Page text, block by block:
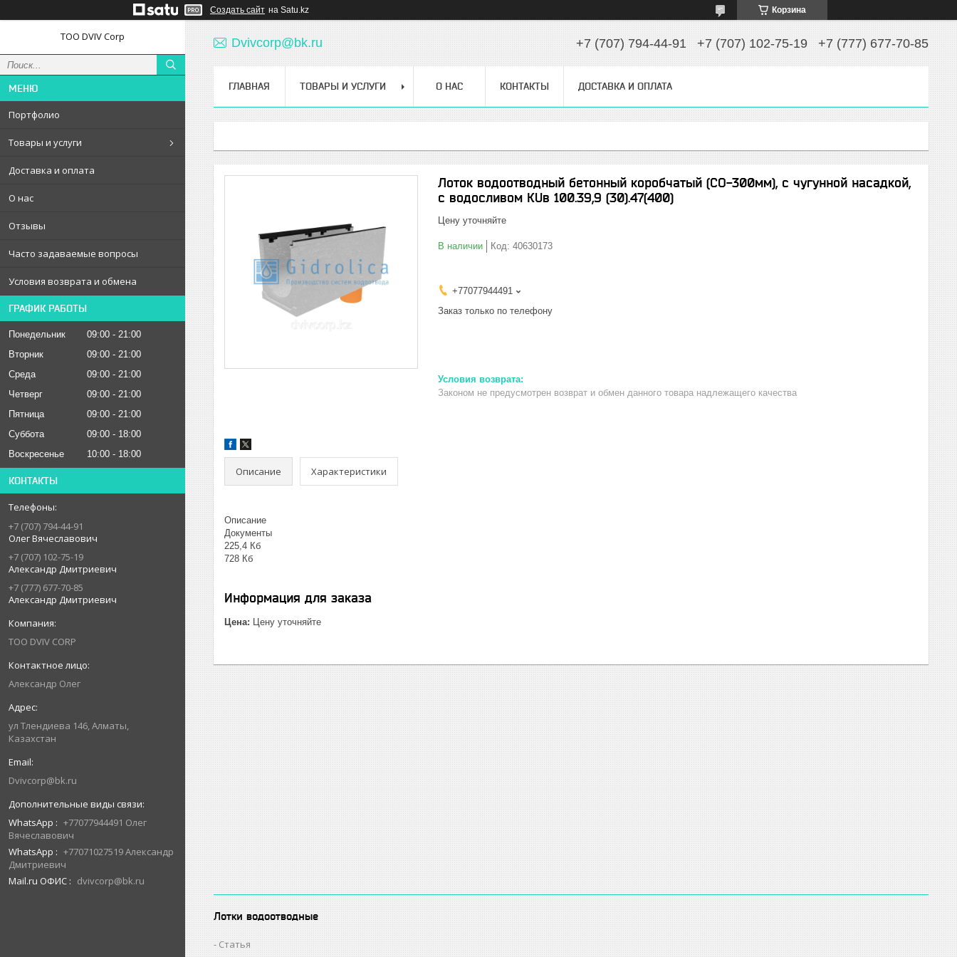
Создать сайт на Satu.kz Корзина
ТОО DVIV Corp
Портфолио
Товары и услуги
Доставка и оплата
О нас
Отзывы
Часто задаваемые вопросы
Условия возврата и обмена
ГРАФИК РАБОТЫ
Понедельник 09:00
21:00
Вторник
09:00
21:00
Среда
09:00
21:00
Четверг
09:00
21:00
Пятница
09:00
21:00
Суббота
09:00
18:00
Воскресенье
10:00 18:00
КОНТАКТЫ
+7 (707) 794-44-91
Олег Вячеславович
+7 (707) 102-75-19
Александр Дмитриевич
+7 (777) 677-70-85
Александр Дмитриевич
ТОО DVIV CORP
Александр Олег
ул Тлендиева 146, Алматы,
Казахстан
Dvivcorp@bk.ru
WhatsApp
+77077944491 Олег
Вячеславович
WhatsApp
+77071027519 Александр
Дмитриевич
Mail.ru ОФИС
dvivcorp@bk.ru
Dvivcorp@bk.ru +7 (707) 794-44-91 +7 (707) 102-75-19 +7 (777) 677-70-85
ГЛАВНАЯ ТОВАРЫ И УСЛУГИ О НАС КОНТАКТЫ ДОСТАВКА И ОПЛАТА
Лоток водоотводный бетонный коробчатый (СО-300мм), с чугунной насадкой,
с водосливом КUв 100.39,9 (30).47(400)
Цену уточняйте
В наличии Код: 40630173
+77077944491
Заказ только по телефону
Законом не предусмотрен возврат и обмен данного товара надлежащего качества
Описание Характеристики
Описание
Документы
225,4 Кб
728 Кб
Информация для заказа
Цена: Цену уточняйте
Лотки водоотводные
Статья